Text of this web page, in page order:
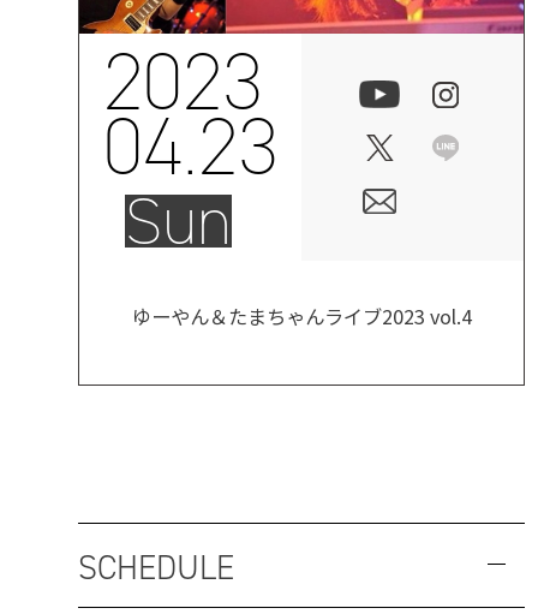
2023
04.23
Sun
ゆーやん＆たまちゃんライブ2023 vol.4
SCHEDULE